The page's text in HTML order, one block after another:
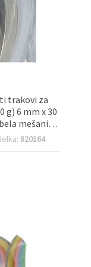
trakovi za
g) 6 mm x 30
mešanica,
150 kosov
820164